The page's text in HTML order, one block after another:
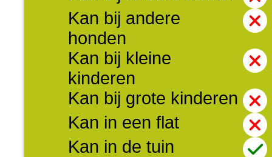
Kan bij andere
honden
Kan bij kleine
kinderen
Kan bij grote kinderen
Kan in een flat
Kan in de tuin